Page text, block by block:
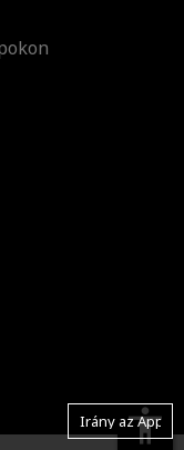
Irány az App
accessibility
Nagy kurzor